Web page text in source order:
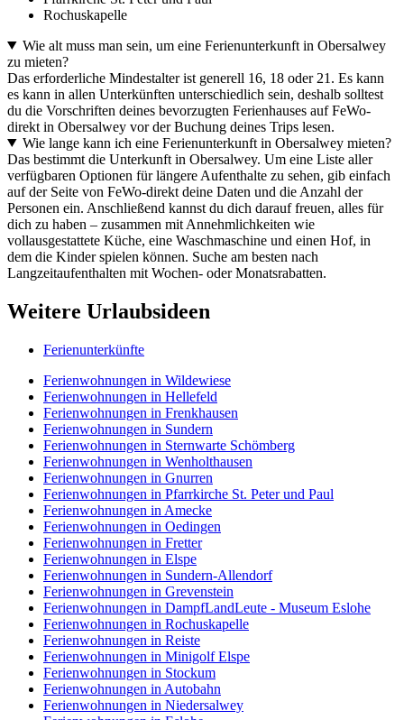
Rochuskapelle
Wie alt muss man sein, um eine Ferienunterkunft in Obersalwey
zu mieten?
Das erforderliche Mindestalter ist generell 16, 18 oder 21. Es kann
es kann in allen Unterkünften unterschiedlich sein, deshalb solltest
du die Vorschriften deines bevorzugten Ferienhauses auf FeWo-
direkt in Obersalwey vor der Buchung deines Trips lesen.
Wie lange kann ich eine Ferienunterkunft in Obersalwey mieten?
Das bestimmt die Unterkunft in Obersalwey. Um eine Liste aller
verfügbaren Optionen für längere Aufenthalte zu sehen, gib einfach
auf der Seite von FeWo-direkt deine Daten und die Anzahl der
Personen ein. Anschließend kannst du dich darauf freuen, alles für
dich zu haben – zusammen mit Annehmlichkeiten wie
vollausgestattete Küche, eine Waschmaschine und einen Hof, in
dem die Kinder spielen können. Suche am besten nach
Langzeitaufenthalten mit Wochen- oder Monatsrabatten.
Weitere Urlaubsideen
Ferienunterkünfte
Ferienwohnungen in Wildewiese
Ferienwohnungen in Hellefeld
Ferienwohnungen in Frenkhausen
Ferienwohnungen in Sundern
Ferienwohnungen in Sternwarte Schömberg
Ferienwohnungen in Wenholthausen
Ferienwohnungen in Gnurren
Ferienwohnungen in Pfarrkirche St. Peter und Paul
Ferienwohnungen in Amecke
Ferienwohnungen in Oedingen
Ferienwohnungen in Fretter
Ferienwohnungen in Elspe
Ferienwohnungen in Sundern-Allendorf
Ferienwohnungen in Grevenstein
Ferienwohnungen in DampfLandLeute - Museum Eslohe
Ferienwohnungen in Rochuskapelle
Ferienwohnungen in Reiste
Ferienwohnungen in Minigolf Elspe
Ferienwohnungen in Stockum
Ferienwohnungen in Autobahn
Ferienwohnungen in Niedersalwey